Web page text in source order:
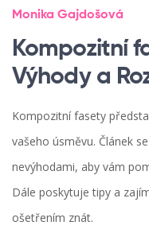
Monika Gajdošová
Kompozitní
Výhody a
Kompozitní fasety
vašeho úsměvu. Článek
nevýhodami, aby vám
Dále poskytuje tipy a
ošetřením znát.